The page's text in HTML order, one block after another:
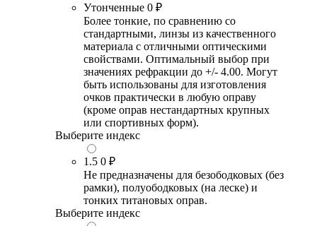
Утонченные 0 ₽
Более тонкие, по сравнению со
стандартными, линзы из качественного
материала с отличными оптическими
свойствами. Оптимальный выбор при
значениях рефракции до +/- 4.00. Могут
быть использованы для изготовления
очков практически в любую оправу
(кроме оправ нестандартных крупных
или спортивных форм).
Выберите индекс
1.5 0 ₽
Не предназначены для безободковых (без
рамки), полуободковых (на леске) и
тонких титановых оправ.
Выберите индекс